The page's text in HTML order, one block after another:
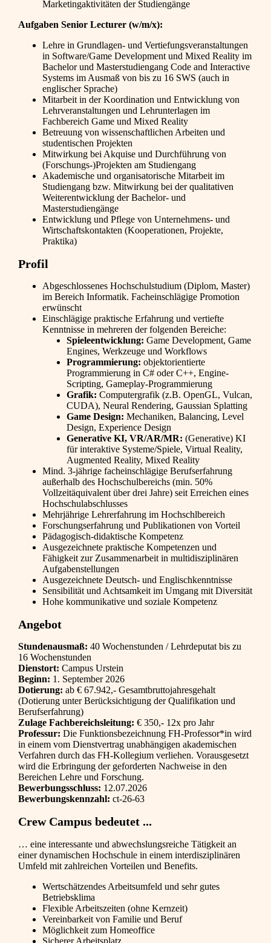
Marketingaktivitäten der Studiengänge
Aufgaben Senior Lecturer (w/m/x):
Lehre in Grundlagen- und Vertiefungsveranstaltungen
in Software/Game Development und Mixed Reality im
Bachelor und Masterstudiengang Code and Interactive
Systems im Ausmaß von bis zu 16 SWS (auch in
englischer Sprache)
Mitarbeit in der Koordination und Entwicklung von
Lehrveranstaltungen und Lehrunterlagen im
Fachbereich Game und Mixed Reality
Betreuung von wissenschaftlichen Arbeiten und
studentischen Projekten
Mitwirkung bei Akquise und Durchführung von
(Forschungs-)Projekten am Studiengang
Akademische und organisatorische Mitarbeit im
Studiengang bzw. Mitwirkung bei der qualitativen
Weiterentwicklung der Bachelor- und
Masterstudiengänge
Entwicklung und Pflege von Unternehmens- und
Wirtschaftskontakten (Kooperationen, Projekte,
Praktika)
Profil
Abgeschlossenes Hochschulstudium (Diplom, Master)
im Bereich Informatik. Facheinschlägige Promotion
erwünscht
Einschlägige praktische Erfahrung und vertiefte
Kenntnisse in mehreren der folgenden Bereiche:
Spieleentwicklung: Game Development, Game
Engines, Werkzeuge und Workflows
Programmierung: objektorientierte
Programmierung in C# oder C++, Engine-
Scripting, Gameplay-Programmierung
Grafik: Computergrafik (z.B. OpenGL, Vulcan,
CUDA), Neural Rendering, Gaussian Splatting
Game Design: Mechaniken, Balancing, Level
Design, Experience Design
Generative KI, VR/AR/MR: (Generative) KI
für interaktive Systeme/Spiele, Virtual Reality,
Augmented Reality, Mixed Reality
Mind. 3-jährige facheinschlägige Berufserfahrung
außerhalb des Hochschulbereichs (min. 50%
Vollzeitäquivalent über drei Jahre) seit Erreichen eines
Hochschulabschlusses
Mehrjährige Lehrerfahrung im Hochschlbereich
Forschungserfahrung und Publikationen von Vorteil
Pädagogisch-didaktische Kompetenz
Ausgezeichnete praktische Kompetenzen und
Fähigkeit zur Zusammenarbeit in multidisziplinären
Aufgabenstellungen
Ausgezeichnete Deutsch- und Englischkenntnisse
Sensibilität und Achtsamkeit im Umgang mit Diversität
Hohe kommunikative und soziale Kompetenz
Angebot
Stundenausmaß: 40 Wochenstunden / Lehrdeputat bis zu
16 Wochenstunden
Dienstort: Campus Urstein
Beginn: 1. September 2026
Dotierung: ab € 67.942,- Gesamtbruttojahresgehalt
(Dotierung unter Berücksichtigung der Qualifikation und
Berufserfahrung)
Zulage Fachbereichsleitung: € 350,- 12x pro Jahr
Professur: Die Funktionsbezeichnung FH-Professor*in wird
in einem vom Dienstvertrag unabhängigen akademischen
Verfahren durch das FH-Kollegium verliehen. Vorausgesetzt
wird die Erbringung der geforderten Nachweise in den
Bereichen Lehre und Forschung.
Bewerbungsschluss: 12.07.2026
Bewerbungskennzahl: ct-26-63
Crew Campus bedeutet ...
… eine interessante und abwechslungsreiche Tätigkeit an
einer dynamischen Hochschule in einem interdisziplinären
Umfeld mit zahlreichen Vorteilen und Benefits.
Wertschätzendes Arbeitsumfeld und sehr gutes
Betriebsklima
Flexible Arbeitszeiten (ohne Kernzeit)
Vereinbarkeit von Familie und Beruf
Möglichkeit zum Homeoffice
Sicherer Arbeitsplatz